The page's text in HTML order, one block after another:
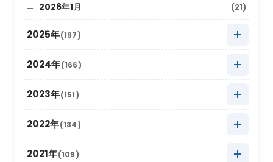
2026年1月 (21)
2025年(197)
2025年12月 (9)
2025年11月
2025年10月
2025年9月 (10)
2024年(166)
2024年12月 (8)
2024年11月
2024年10月
2023年(151)
2023年12月 (5)
2023年11月
2022年(134)
2022年12月 (11)
2021年(109)